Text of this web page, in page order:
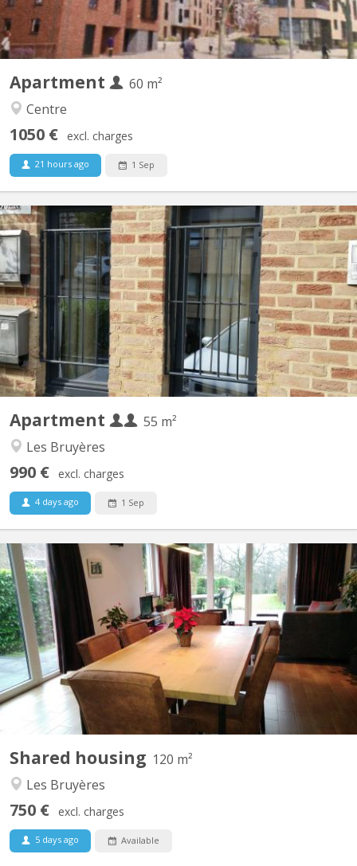
Apartment
60 m²
Centre
1050 € excl. charges
21 hours ago 1 Sep
Apartment
55 m²
Les Bruyères
990 € excl. charges
4 days ago 1 Sep
KV 2081
Appartement lumineux de 56m2 disponible, et possible pour 2
personnes ou couple. Un salon meublé avec 2 divans-lits, tapis et
table de salon et rangé table-bureau; une grande chambre avec 2
lits (1 grand 2 personnes et 1personne), 2 placards de
rangement, et bureau avec fauteuil ; cuisine équipée...
Shared housing 120 m²
Les Bruyères
750 € excl. charges
5 days ago Available
KV 822
Période locative court terme: 08/06/26 - 07/09/26 1 chambre à
louer (occupation simple) dans une colocation de 2 personnes,
avec douche privative dans une maison meublée et toute
équipée avec terrasse, jardin et parking. Cadre vert et tranquille,
située proche du centre ville et des grands axes...